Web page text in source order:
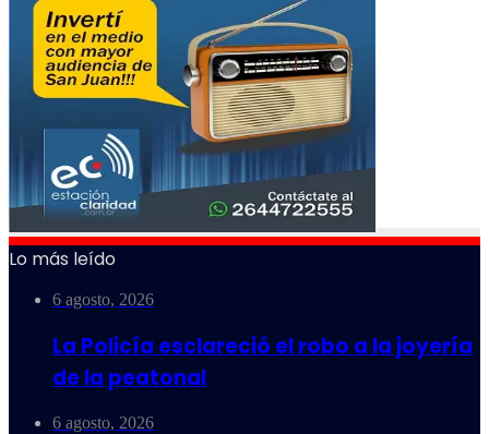
Lo más leído
6 agosto, 2026
La Policía esclareció el robo a la joyería
de la peatonal
6 agosto, 2026